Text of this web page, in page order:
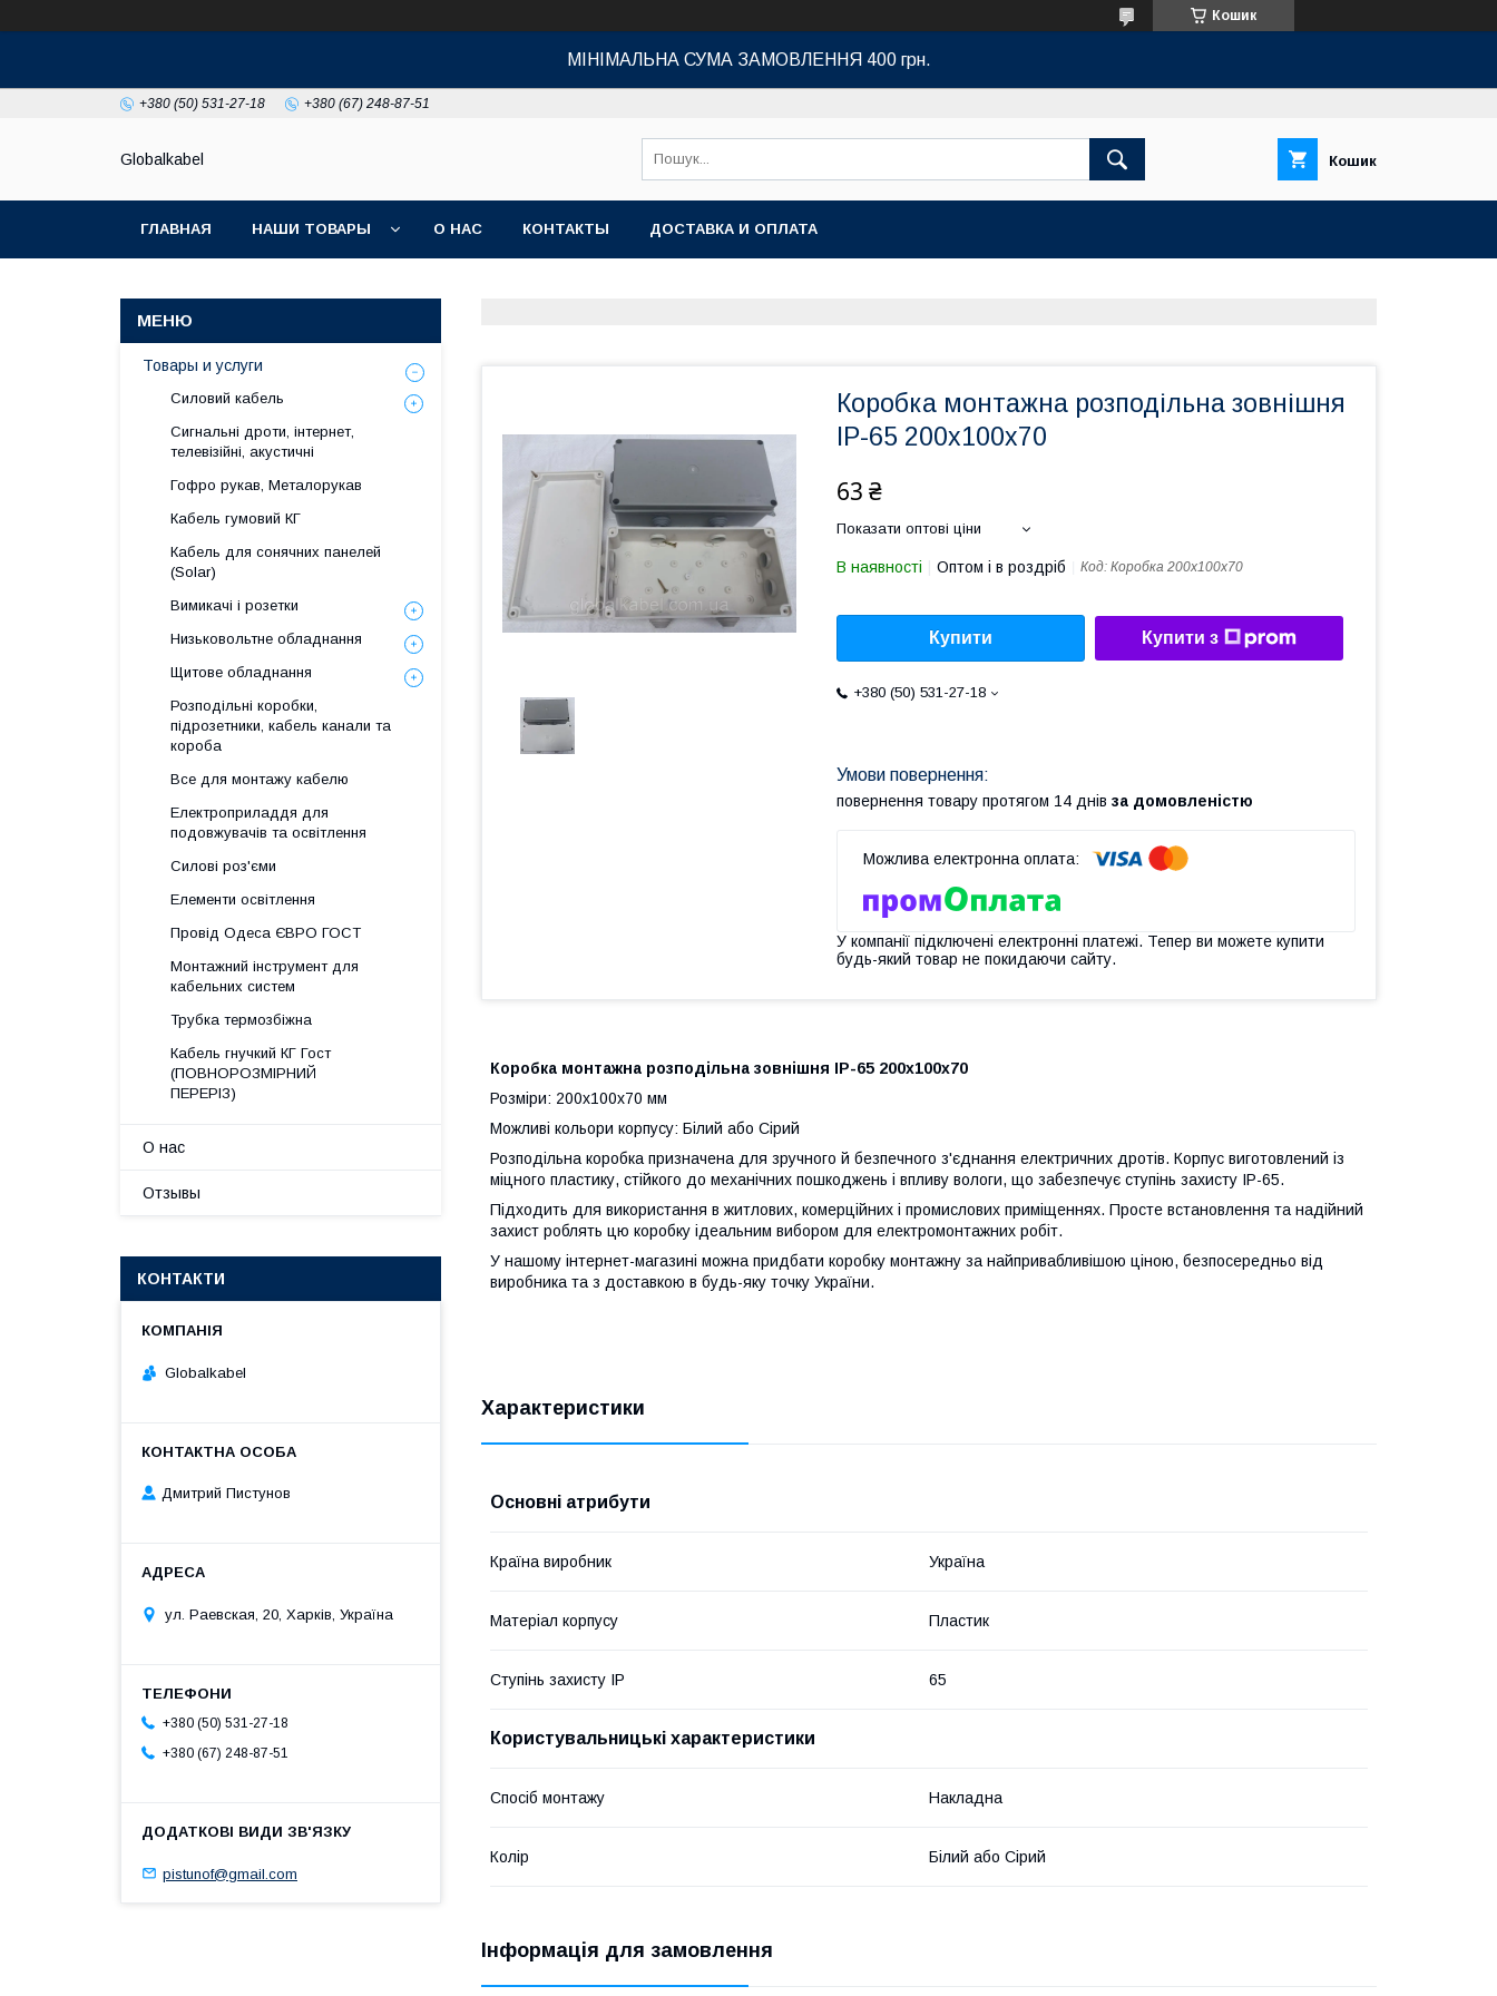
Кошик
МІНІМАЛЬНА СУМА ЗАМОВЛЕННЯ 400 грн.
+380 (50) 531-27-18 +380 (67) 248-87-51
Globalkabel Кошик
ГЛАВНАЯ НАШИ ТОВАРЫ О НАС КОНТАКТЫ ДОСТАВКА И ОПЛАТА
Коробка монтажна розподільна зовнішня
IP-65 200х100х70
63 ₴
Показати оптові ціни
В наявності Оптом і в роздріб Код: Коробка 200х100х70
Купити Купити з
+380 (50) 531-27-18
повернення товару протягом 14 днів за домовленістю
У компанії підключені електронні платежі. Тепер ви можете купити
будь-який товар не покидаючи сайту.
Коробка монтажна розподільна зовнішня IP-65 200х100х70
Розміри: 200х100х70 мм
Можливі кольори корпусу: Білий або Сірий
Розподільна коробка призначена для зручного й безпечного з'єднання електричних дротів. Корпус виготовлений із
міцного пластику, стійкого до механічних пошкоджень і впливу вологи, що забезпечує ступінь захисту IP-65.
Підходить для використання в житлових, комерційних і промислових приміщеннях. Просте встановлення та надійний
захист роблять цю коробку ідеальним вибором для електромонтажних робіт.
У нашому інтернет-магазині можна придбати коробку монтажну за найпривабливішою ціною, безпосередньо від
виробника та з доставкою в будь-яку точку України.
Характеристики
Основні атрибути
Країна виробник Україна
Матеріал корпусу Пластик
Ступінь захисту IP 65
Користувальницькі характеристики
Спосіб монтажу Накладна
Колір Білий або Сірий
Інформація для замовлення
Товары и услуги
Силовий кабель
Сигнальні дроти, інтернет,
телевізійні, акустичні
Гофро рукав, Металорукав
Кабель гумовий КГ
Кабель для сонячних панелей
(Solar)
Вимикачі і розетки
Низьковольтне обладнання
Щитове обладнання
Розподільні коробки,
підрозетники, кабель канали та
короба
Все для монтажу кабелю
Електроприладдя для
подовжувачів та освітлення
Силові роз'єми
Елементи освітлення
Провід Одеса ЄВРО ГОСТ
Монтажний інструмент для
кабельних систем
Трубка термозбіжна
Кабель гнучкий КГ Гост
(ПОВНОРОЗМІРНИЙ
ПЕРЕРІЗ)
О нас
Отзывы
КОНТАКТИ
Globalkabel
Дмитрий Пистунов
ул. Раевская, 20, Харків, Україна
+380 (50) 531-27-18
+380 (67) 248-87-51
pistunof@gmail.com